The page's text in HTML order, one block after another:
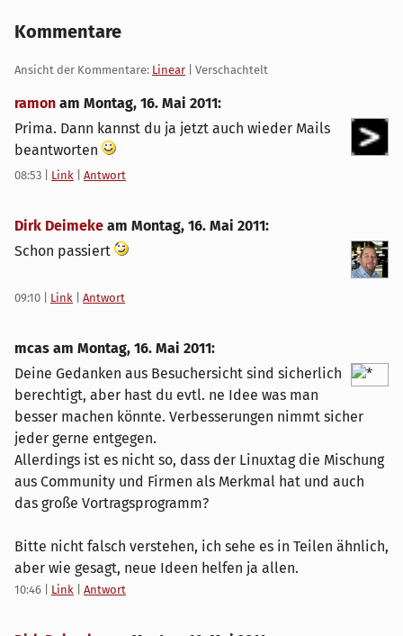
Kommentare
Ansicht der Kommentare: Linear | Verschachtelt
ramon am Montag, 16. Mai 2011:
Prima. Dann kannst du ja jetzt auch wieder Mails
beantworten
08:53 Link Antwort
Dirk Deimeke am Montag, 16. Mai 2011:
Schon passiert
09:10 Link Antwort
mcas am Montag, 16. Mai 2011:
Deine Gedanken aus Besuchersicht sind sicherlich
berechtigt, aber hast du evtl. ne Idee was man
besser machen könnte. Verbesserungen nimmt sicher
jeder gerne entgegen.
Allerdings ist es nicht so, dass der Linuxtag die Mischung
aus Community und Firmen als Merkmal hat und auch
das große Vortragsprogramm?
Bitte nicht falsch verstehen, ich sehe es in Teilen ähnlich,
aber wie gesagt, neue Ideen helfen ja allen.
10:46 Link Antwort